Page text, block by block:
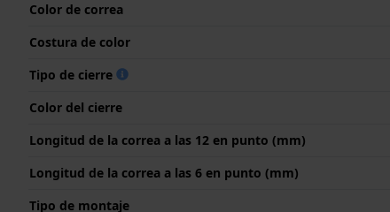
Color de correa
Costura de color
Tipo de cierre
Color del cierre
Longitud de la correa a las 12 en punto (mm)
Longitud de la correa a las 6 en punto (mm)
Tipo de montaje